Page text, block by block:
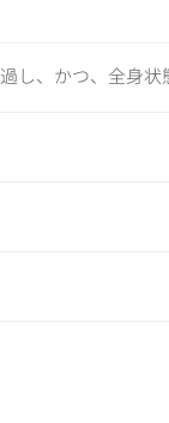
し、かつ、全身状